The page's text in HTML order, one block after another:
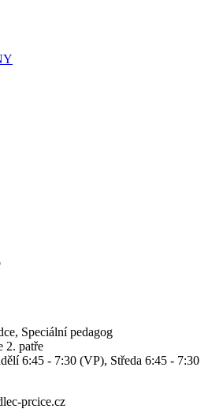
Speciální pedagog
2. patře
6:45 - 7:30 (VP), Středa 6:45 - 7:30
prcice.cz